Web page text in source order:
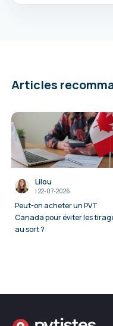
Articles
Lilou
I 22-07-2026
Peut-on acheter un PVT
Canada pour éviter les
au sort ?